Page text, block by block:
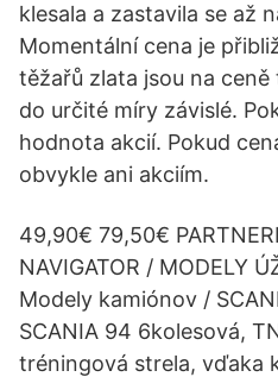
klesala a zastavila se až
Momentální cena je
těžařů zlata jsou na
do určité míry závislé.
hodnota akcií. Pokud
obvykle ani akciím.
49,90€ 79,50€
NAVIGATOR / MODELY
Modely kamiónov /
SCANIA 94 6kolesová,
tréningová strela, vďaka